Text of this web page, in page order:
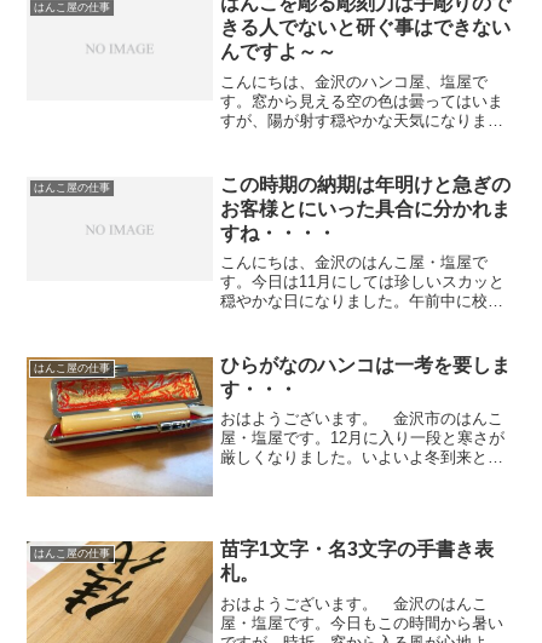
中で干すこともあるのですが...
はんこ屋の仕事
きる人でないと研ぐ事はできない
んですよ～～
こんにちは、金沢のハンコ屋、塩屋で
す。窓から見える空の色は曇ってはいま
すが、陽が射す穏やかな天気になりまし
て、いきなりマイナーな話になりますが
印鑑を仕上げる彫刻刀の事を...
はんこ屋の仕事
この時期の納期は年明けと急ぎの
お客様とにいった具合に分かれま
すね・・・・
こんにちは、金沢のはんこ屋・塩屋で
す。今日は11月にしては珍しいスカッと
穏やかな日になりました。午前中に校区
洗濯物を干したりとバタバタと時間が過
ぎました・・・・（汗）さ...
はんこ屋の仕事
ひらがなのハンコは一考を要しま
す・・・
おはようございます。 金沢市のはんこ
屋・塩屋です。12月に入り一段と寒さが
厳しくなりました。いよいよ冬到来とい
以前、他店でつくった...
はんこ屋の仕事
苗字1文字・名3文字の手書き表
札。
おはようございます。 金沢のはんこ
屋・塩屋です。今日もこの時間から暑い